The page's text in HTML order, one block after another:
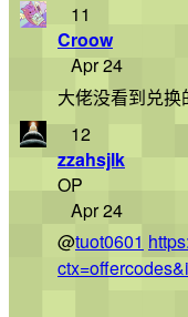
11
Croow
Apr 24
大佬没看到兑换
12
zzahsjlk
OP
Apr 24
@tuot0601